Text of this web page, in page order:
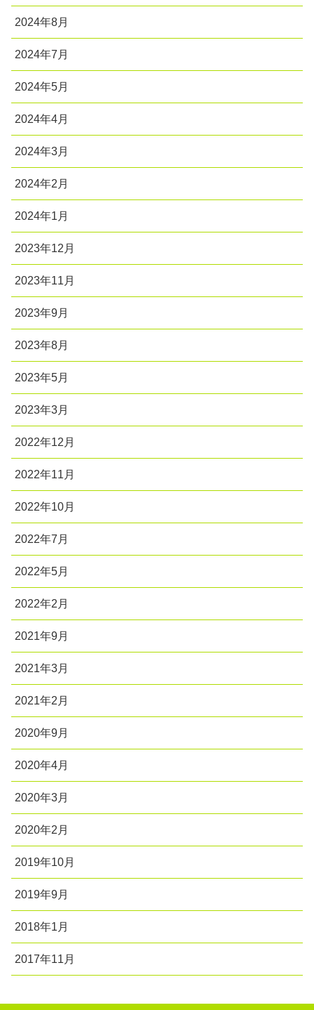
2024年8月
2024年7月
2024年5月
2024年4月
2024年3月
2024年2月
2024年1月
2023年12月
2023年11月
2023年9月
2023年8月
2023年5月
2023年3月
2022年12月
2022年11月
2022年10月
2022年7月
2022年5月
2022年2月
2021年9月
2021年3月
2021年2月
2020年9月
2020年4月
2020年3月
2020年2月
2019年10月
2019年9月
2018年1月
2017年11月